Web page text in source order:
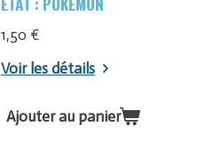
1,50 €
Voir les détails
Ajouter au panier